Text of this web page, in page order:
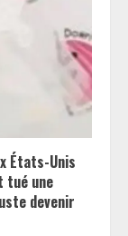
États-Unis
tué une
devenir